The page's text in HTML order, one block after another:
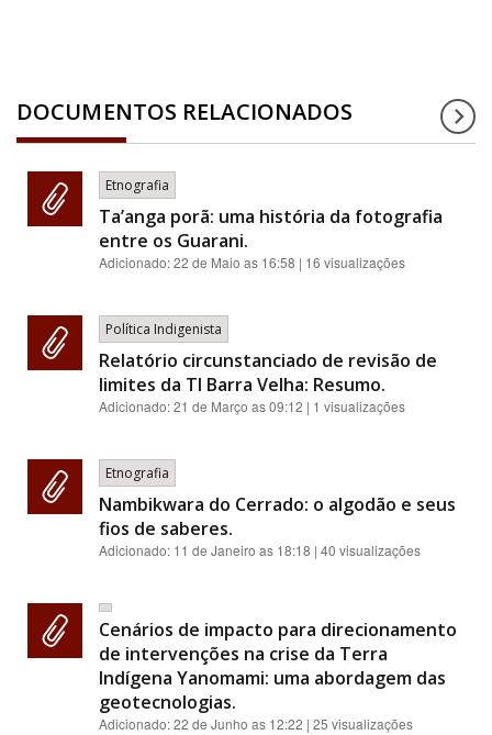
DOCUMENTOS RELACIONADOS
Etnografia
Ta’anga porã: uma história da fotografia
entre os Guarani.
Adicionado:22 de Maio as 16:58 | 16 visualizações
Política Indigenista
Relatório circunstanciado de revisão de
limites da TI Barra Velha: Resumo.
Adicionado:21 de Março as 09:12 | 1 visualizações
Etnografia
Nambikwara do Cerrado: o algodão e seus
fios de saberes.
Adicionado: 11 de Janeiro as 18:18 | 40 visualizações
Cenários de impacto para direcionamento
de intervenções na crise da Terra
Indígena Yanomami: uma abordagem das
geotecnologias.
Adicionado:22 de Junho as 12:22 | 25 visualizações